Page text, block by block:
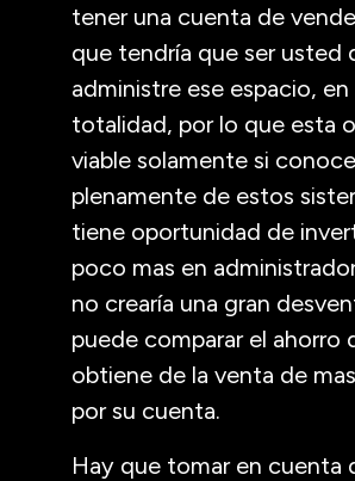
tener una cuenta de
que tendría que ser usted
administre ese espacio, en
totalidad, por lo que esta
viable solamente si conoce
plenamente de estos
tiene oportunidad de
poco mas en
no crearía una gran
puede comparar el ahorro
obtiene de la venta de
por su cuenta.
Hay que tomar en cuenta